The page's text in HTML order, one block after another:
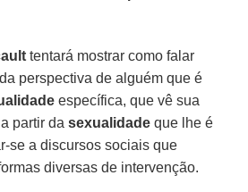
tentará mostrar como falar
perspectiva de alguém que é
específica, que vê sua
partir dasexualidade que lhe é
se a discursos sociais que
diversas de intervenção.